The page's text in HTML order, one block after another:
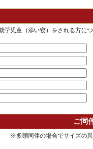
学児童（添い寝）をされる方に
ご同
※多頭同伴の場合でサイズの